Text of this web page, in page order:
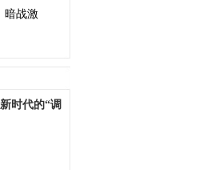
暗战激
时代的“调